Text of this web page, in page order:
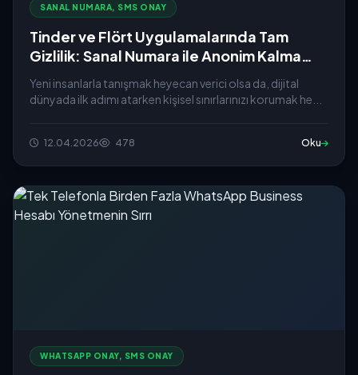
SANAL NUMARA, SMS ONAY
Tinder ve Flört Uygulamalarında Tam
Gizlilik: Sanal Numara ile Anonim Kalma
Rehberi
Yeni insanlarla tanışmak heyecan verici olsa da, dijital
dünyada ilk adımı atarken kişisel sınırlarınızı korumak he...
12.04.2026 478 Oku
WHATSAPP ONAY, SMS ONAY